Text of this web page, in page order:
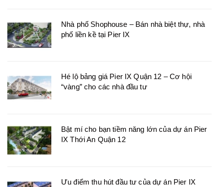
Nhà phố Shophouse – Bán nhà biệt thự, nhà
phố liền kề tại Pier IX
Hé lộ bảng giá Pier IX Quận 12 – Cơ hội
“vàng” cho các nhà đầu tư
Bật mí cho bạn tiềm năng lớn của dự án Pier
IX Thới An Quận 12
Ưu điểm thu hút đầu tư của dự án Pier IX